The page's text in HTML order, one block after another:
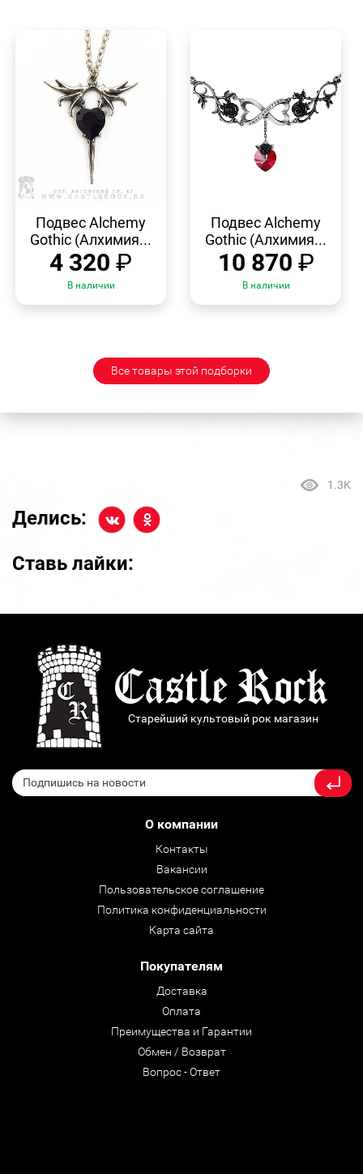
ПРОСМОТР
Подвес Alchemy
Gothic (Алхимия...
4 320 ₽
В наличии
ПРОСМОТР
Подвес Alchemy
Gothic (Алхимия...
10 870 ₽
В наличии
Все товары этой подборки
1.3K
Делись:
Ставь лайки:
Старейший культовый рок магазин
О компании
Контакты
Вакансии
Пользовательское соглашение
Политика конфиденциальности
Карта сайта
Покупателям
Доставка
Оплата
Преимущества и Гарантии
Обмен / Возврат
Вопрос - Ответ